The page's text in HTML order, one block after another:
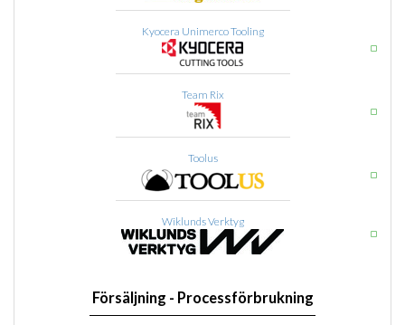
Kyocera Unimerco Tooling
Team Rix
Toolus
Wiklunds Verktyg
Försäljning - Processförbrukning